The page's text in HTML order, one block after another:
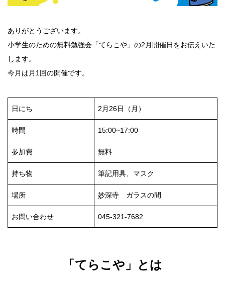
ありがとうございます。
小学生のための無料勉強会「てらこや」の2月開催日をお伝えいた
します。
今月は月1回の開催です。
日にち 2月26日（月）
時間 15:00~17:00
参加費 無料
持ち物 筆記用具、マスク
場所 妙深寺 ガラスの間
お問い合わせ 045-321-7682
「てらこや」とは